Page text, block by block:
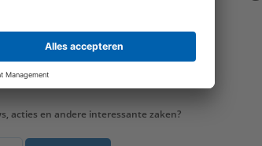
acties en andere interessante zaken?